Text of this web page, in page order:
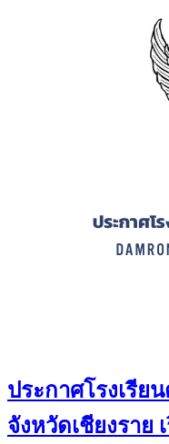
ประกาศโรงเรีย
จังหวัดเชียงราย